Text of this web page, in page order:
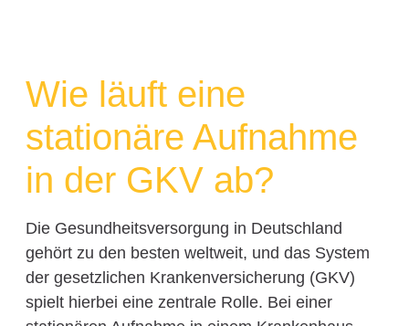
Wie läuft eine
stationäre Aufnahme
in der GKV ab?
Die Gesundheitsversorgung in Deutschland
gehört zu den besten weltweit, und das System
der gesetzlichen Krankenversicherung (GKV)
spielt hierbei eine zentrale Rolle. Bei einer